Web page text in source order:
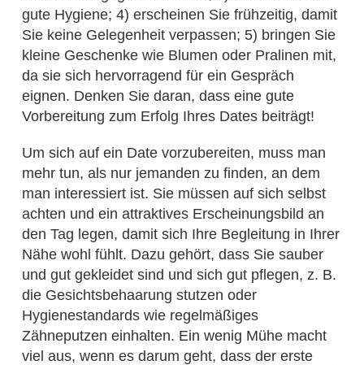
gute Hygiene; 4) erscheinen Sie frühzeitig, damit
Sie keine Gelegenheit verpassen; 5) bringen Sie
kleine Geschenke wie Blumen oder Pralinen mit,
da sie sich hervorragend für ein Gespräch
eignen. Denken Sie daran, dass eine gute
Vorbereitung zum Erfolg Ihres Dates beiträgt!
Um sich auf ein Date vorzubereiten, muss man
mehr tun, als nur jemanden zu finden, an dem
man interessiert ist. Sie müssen auf sich selbst
achten und ein attraktives Erscheinungsbild an
den Tag legen, damit sich Ihre Begleitung in Ihrer
Nähe wohl fühlt. Dazu gehört, dass Sie sauber
und gut gekleidet sind und sich gut pflegen, z. B.
die Gesichtsbehaarung stutzen oder
Hygienestandards wie regelmäßiges
Zähneputzen einhalten. Ein wenig Mühe macht
viel aus, wenn es darum geht, dass der erste